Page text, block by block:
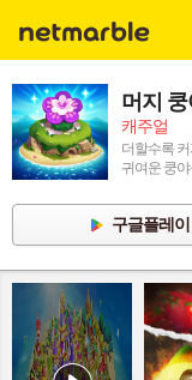
머지
캐주얼
더할수록
귀여운 쿵
구글플레이